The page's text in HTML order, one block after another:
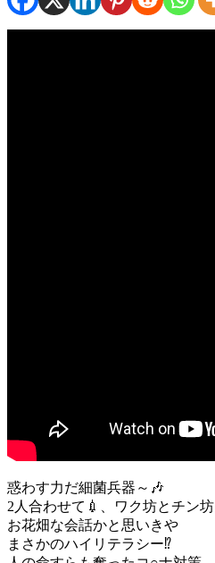
惑わす力だ細菌兵器～🎶
2人合わせて💉、ワク坊とチン坊
お花畑な会話かと思いきや
まさかのハイリテラシー⁉️